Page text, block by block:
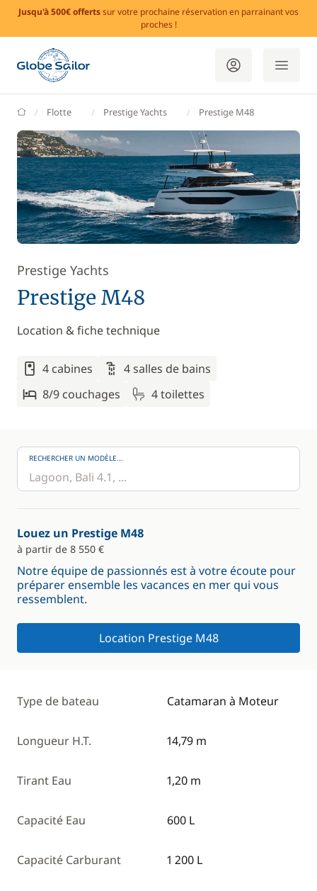
Jusqu'à 500€ offertssur votre prochaine réservation en parrainant vos
proches !
GlobeSailor
Flotte Prestige Yachts Prestige M48
Prestige Yachts
Prestige M48
Location & fiche technique
4 cabines
4 salles de bains
8/9 couchages
4 toilettes
RECHERCHER UN MODÈLE...
Louez un Prestige M48
à partir de 8 550 €
Notre équipe de passionnés est à votre écoute pour
préparer ensemble les vacances en mer qui vous
ressemblent.
Location Prestige M48
Type de bateau Catamaran à Moteur
Longueur H.T. 14,79 m
Tirant Eau 1,20 m
Capacité Eau 600 L
Capacité Carburant 1 200 L